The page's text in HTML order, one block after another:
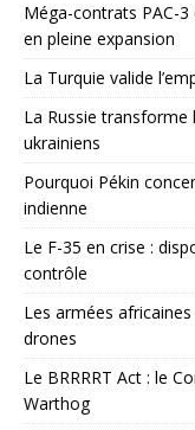
Méga-contrats PAC-3
en pleine expansion
La Turquie valide
La Russie transforme
ukrainiens
Pourquoi Pékin
indienne
Le F-35 en crise :
contrôle
Les armées
drones
Le BRRRRT Act : le
Warthog